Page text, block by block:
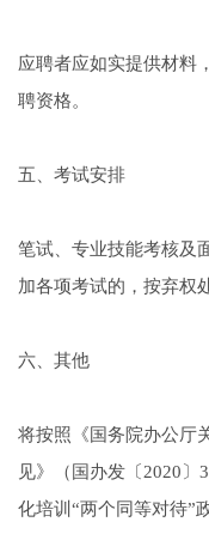
应聘者应如实提供材料
聘资格。
五、考试安排
笔试、专业技能考核及
加各项考试的，按弃权
六、其他
将按照《国务院办公厅
见》（国办发〔2020
化培训“两个同等对待”